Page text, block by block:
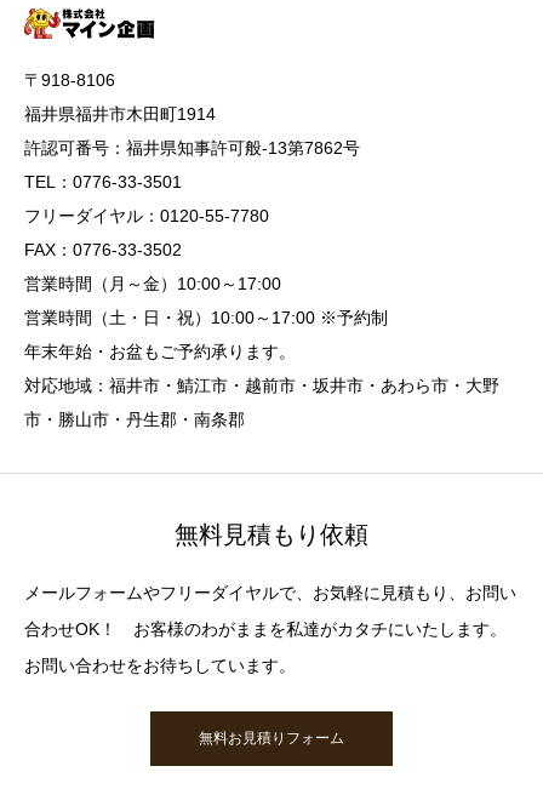
〒918-8106
福井県福井市木田町1914
許認可番号：福井県知事許可般-13第7862号
TEL：0776-33-3501
フリーダイヤル：0120-55-7780
FAX：0776-33-3502
営業時間（月～金）10:00～17:00
営業時間（土・日・祝）10:00～17:00 ※予約制
年末年始・お盆もご予約承ります。
対応地域：福井市・鯖江市・越前市・坂井市・あわら市・大野
市・勝山市・丹生郡・南条郡
無料見積もり依頼
メールフォームやフリーダイヤルで、お気軽に見積もり、お問い
合わせOK！ お客様のわがままを私達がカタチにいたします。
お問い合わせをお待ちしています。
無料お見積りフォーム